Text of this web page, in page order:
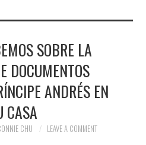
SOBRE LA
DOCUMENTOS
ANDRÉS EN
CASA
CHU LEAVE A COMMENT